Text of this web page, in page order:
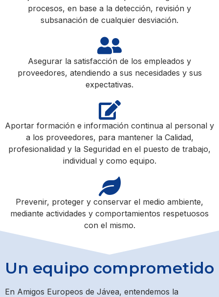
procesos, en base a la detección, revisión y
subsanación de cualquier desviación.
Asegurar la satisfacción de los empleados y
proveedores, atendiendo a sus necesidades y sus
expectativas.
Aportar formación e información continua al personal y
a los proveedores, para mantener la Calidad,
profesionalidad y la Seguridad en el puesto de trabajo,
individual y como equipo.
Prevenir, proteger y conservar el medio ambiente,
mediante actividades y comportamientos respetuosos
con el mismo.
Un equipo comprometido
En Amigos Europeos de Jávea, entendemos la